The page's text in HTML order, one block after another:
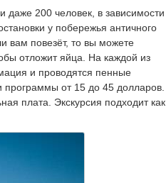
даже 200 человек, в зависимости
у побережья античного
вам повезёт, то вы можете
отложит яйца. На каждой из
и проводятся пенные
программы от 15 до 45 долларов.
плата. Экскурсия подходит как